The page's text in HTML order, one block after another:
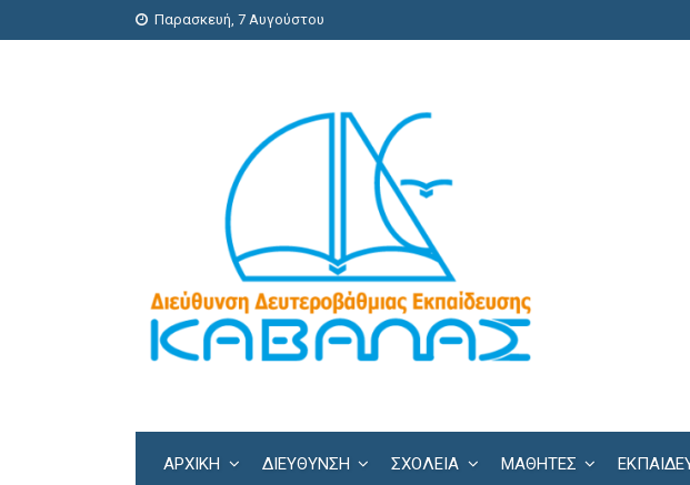
Παρασκευή, 7 Αυγούστου
ΑΡΧΙΚΗ ΔΙΕΎΘΥΝΣΗ ΣΧΟΛΕΊΑ ΜΑΘΗΤΕΣ